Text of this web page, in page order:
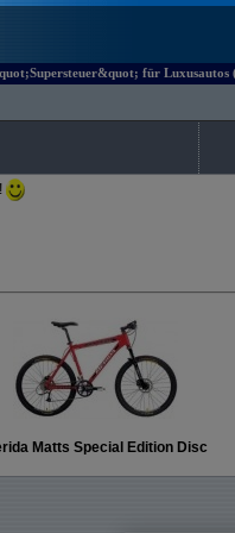
für Luxusautos
Matts Special Edition Disc